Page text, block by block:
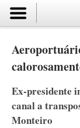
Ex-presidente
canal a
Monteiro